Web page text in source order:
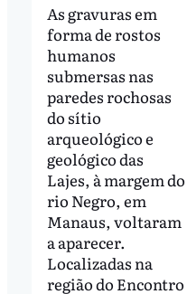
As gravuras em
forma de rostos
humanos
submersas nas
paredes rochosas
do sítio
arqueológico e
geológico das
Lajes, à margem do
rio Negro, em
Manaus, voltaram
a aparecer.
Localizadas na
região do Encontro